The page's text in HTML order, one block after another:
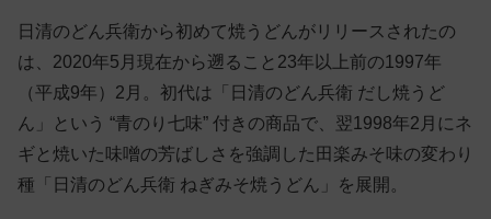
日清のどん兵衛から初めて焼うどんがリリースされたの
は、2020年5月現在から遡ること23年以上前の1997年
（平成9年）2月。初代は「日清のどん兵衛 だし焼うど
ん」という “青のり七味” 付きの商品で、翌1998年2月にネ
ギと焼いた味噌の芳ばしさを強調した田楽みそ味の変わり
種「日清のどん兵衛 ねぎみそ焼うどん」を展開。